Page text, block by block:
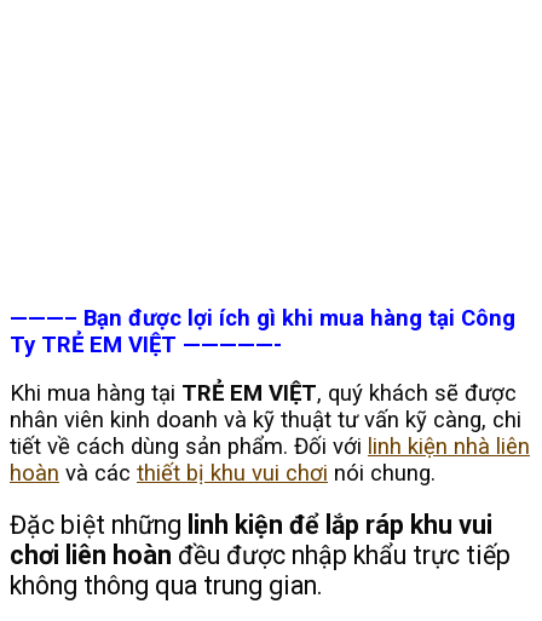
———– Bạn được lợi ích gì khi mua hàng tại Công
Ty TRẺ EM VIỆT —————-
Khi mua hàng tại TRẺ EM VIỆT, quý khách sẽ được
nhân viên kinh doanh và kỹ thuật tư vấn kỹ càng, chi
tiết về cách dùng sản phẩm. Đối với linh kiện nhà liên
hoàn và các thiết bị khu vui chơi nói chung.
Đặc biệt những linh kiện để lắp ráp khu vui
chơi liên hoàn đều được nhập khẩu trực tiếp
không thông qua trung gian.